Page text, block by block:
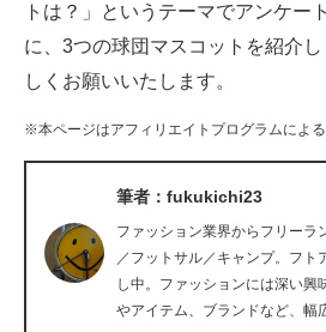
好きが集まる 比べて選べる
ビジネスと働き方のヒント
AI活用のいまが分かる
企業ITのトレンドを詳説
経営リーダーのコミュニティ
マーケ×ITの今がよく分かる
トは？」というテーマでアンケー
に、3つの球団マスコットを紹介
しくお願いいたします。
※本ページはアフィリエイトプログラムによ
筆者：fukukichi23
ファッション業界からフリーラ
／フットサル／キャンプ。フト
し中。ファッションには深い興
やアイテム、ブランドなど、幅